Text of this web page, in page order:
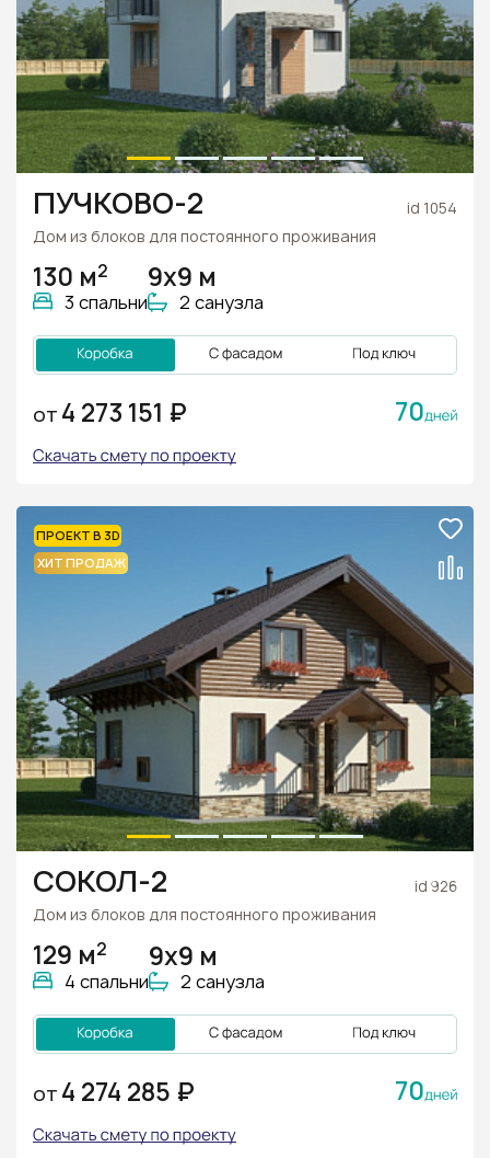
ПУЧКОВО-2 id 1054
Дом из блоков для постоянного проживания
130 м2
3 спальни
9х9 м
2 санузла
ОТ 4 273 151 ₽ 70
СОКОЛ-2 id 926
Дом из блоков для постоянного проживания
129 м2
4 спальни
9х9 м
2 санузла
ОТ 4 274 285 ₽ 70
ПРОЕКТ В 3D
ХИТ ПРОДАЖ